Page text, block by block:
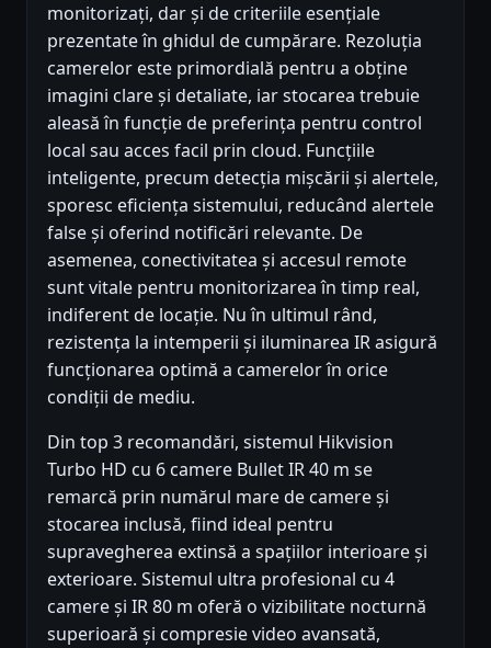
monitorizați, dar și de criteriile esențiale
prezentate în ghidul de cumpărare. Rezoluția
camerelor este primordială pentru a obține
imagini clare și detaliate, iar stocarea trebuie
aleasă în funcție de preferința pentru control
local sau acces facil prin cloud. Funcțiile
inteligente, precum detecția mișcării și alertele,
sporesc eficiența sistemului, reducând alertele
false și oferind notificări relevante. De
asemenea, conectivitatea și accesul remote
sunt vitale pentru monitorizarea în timp real,
indiferent de locație. Nu în ultimul rând,
rezistența la intemperii și iluminarea IR asigură
funcționarea optimă a camerelor în orice
condiții de mediu.
Din top 3 recomandări, sistemul Hikvision
Turbo HD cu 6 camere Bullet IR 40 m se
remarcă prin numărul mare de camere și
stocarea inclusă, fiind ideal pentru
supravegherea extinsă a spațiilor interioare și
exterioare. Sistemul ultra profesional cu 4
camere și IR 80 m oferă o vizibilitate nocturnă
superioară și compresie video avansată,